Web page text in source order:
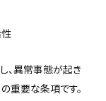
、異常事態が起き
重要な条項です。